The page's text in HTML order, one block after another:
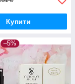
Купити
–5%